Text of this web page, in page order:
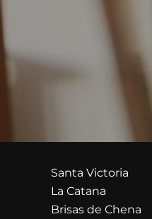
Santa Victoria
La Catana
Brisas de Chena